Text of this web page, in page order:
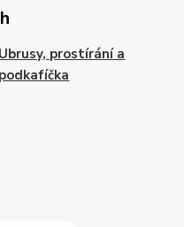
Ubrusy, prostírání a
podkafíčka